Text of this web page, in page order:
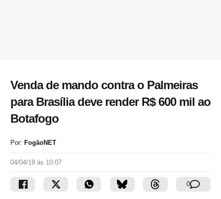
Venda de mando contra o Palmeiras
para Brasília deve render R$ 600 mil ao
Botafogo
Por: FogãoNET
04/04/19 às 10:07
0